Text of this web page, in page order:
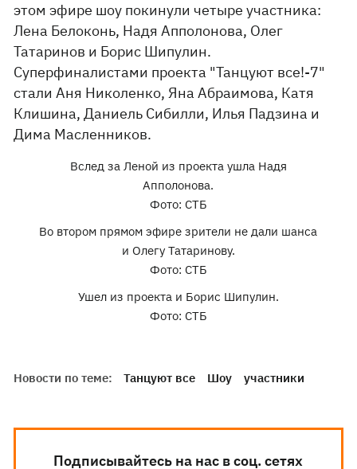
этом эфире шоу покинули четыре участника:
Лена Белоконь, Надя Апполонова, Олег
Татаринов и Борис Шипулин.
Суперфиналистами проекта "Танцуют все!-7"
стали Аня Николенко, Яна Абраимова, Катя
Клишина, Даниель Сибилли, Илья Падзина и
Дима Масленников.
Вслед за Леной из проекта ушла Надя
Апполонова.
Фото: СТБ
Во втором прямом эфире зрители не дали шанса
и Олегу Татаринову.
Фото: СТБ
Ушел из проекта и Борис Шипулин.
Фото: СТБ
Новости по теме: Танцуют все Шоу участники
Подписывайтесь на нас в соц. сетях